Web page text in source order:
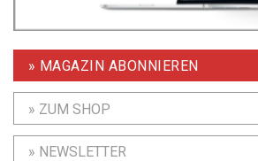
» MAGAZIN ABONNIEREN
» ZUM SHOP
» NEWSLETTER